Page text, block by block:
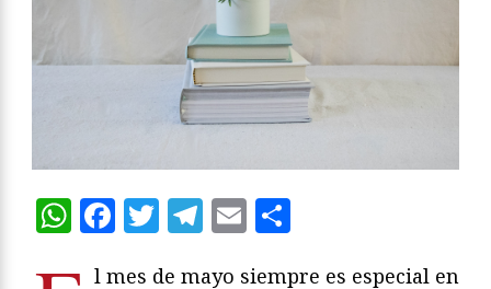
WhatsApp
Facebook
Twitter
Telegram
Email
l mes de mayo siempre es especial en